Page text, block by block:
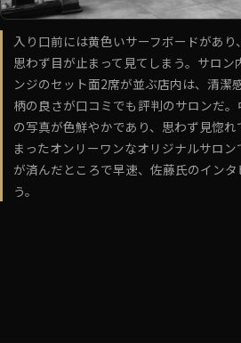
入り口前には黄色いサーフボードがあ
思わず目が止まって見てしまう。サロ
ンジのセット面2席が並ぶ店内は、清潔
柄の良さが口コミでも評判のサロンだ
の写真が色鮮やかであり、思わず見惚
まったオンリーワンなオリジナルサロ
が済んだところで早速、佐藤氏のイン
う。